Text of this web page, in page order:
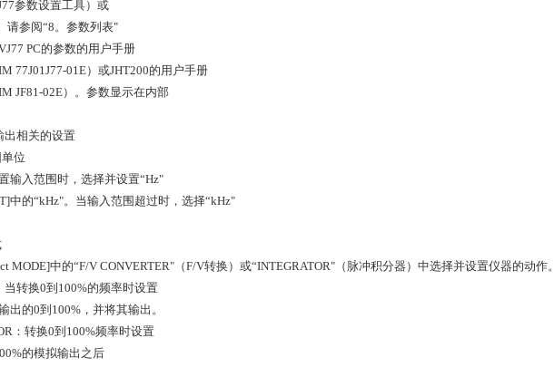
参数设置工具）或
请参阅“8。参数列表"
PC的参数的用户手册
77J01J77-01E）或JHT200的用户手册
JF81-02E）。参数显示在内部
出相关的设置
位
输入范围时，选择并设置“Hz"
中的“kHz"。当输入范围超过时，选择“kHz"
MODE]中的“F/V CONVERTER"（F/V转换）或“INTEGRATOR"（脉冲积分器）中选择并设置仪器的动作。
当转换0到100%的频率时设置
出的0到100%，并将其输出。
：转换0到100%频率时设置
的模拟输出之后